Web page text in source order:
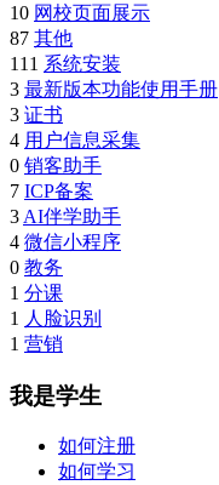
10 网校页面展示
87 其他
111 系统安装
3 最新版本功能使用手册
3 证书
4 用户信息采集
0 销客助手
7 ICP备案
3 AI伴学助手
4 微信小程序
0 教务
1 分课
1 人脸识别
1 营销
我是学生
如何注册
如何学习